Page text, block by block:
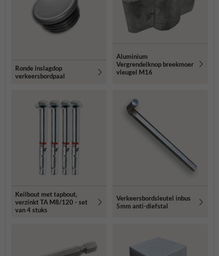
Ronde inslagdop
verkeersbordpaal
Aluminium
Vergrendelknop breekmoer
vleugel M16
Keilbout met tapbout,
verzinkt TA M8/120 - set
van 4 stuks
Verkeersbordsleutel inbus
5mm anti-diefstal